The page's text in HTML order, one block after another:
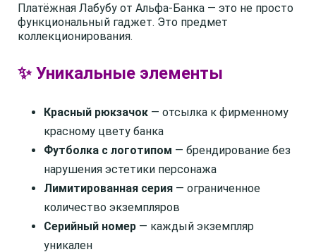
Платёжная Лабубу от Альфа-Банка — это не просто
функциональный гаджет. Это предмет
коллекционирования.
✨ Уникальные элементы
Красный рюкзачок — отсылка к фирменному
красному цвету банка
Футболка с логотипом — брендирование без
нарушения эстетики персонажа
Лимитированная серия — ограниченное
количество экземпляров
Серийный номер — каждый экземпляр
уникален